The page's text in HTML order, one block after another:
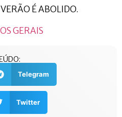
É ABOLIDO.
GERAIS
Telegram
Twitter